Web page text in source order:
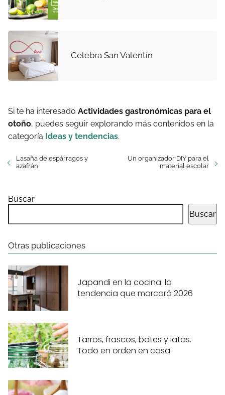
Celebra San Valentín
Si te ha interesado Actividades gastronómicas para el
otoño, puedes seguir explorando más contenidos en la
categoría Ideas y tendencias.
Lasaña de espárragos y
azafrán
Un organizador DIY para el
material escolar
Buscar
Buscar
Otras publicaciones
Japandi en la cocina: la
tendencia que marcará 2026
Tarros, frascos, botes y latas.
Todo en orden en casa.